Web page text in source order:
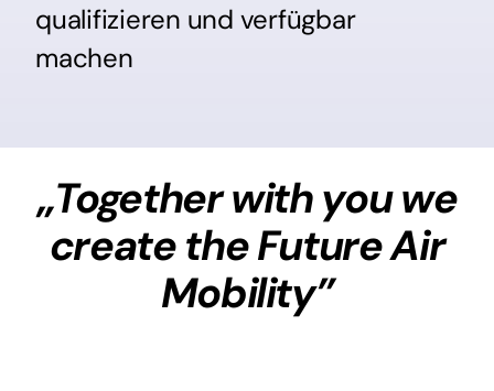
qualifizieren und verfügbar
machen
„Together with you we
create the Future Air
Mobility”